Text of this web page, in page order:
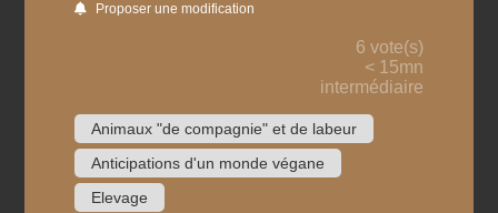
Proposer une modification
6 vote(s)
< 15mn
intermédiaire
Animaux "de compagnie" et de labeur
Anticipations d'un monde végane
Elevage